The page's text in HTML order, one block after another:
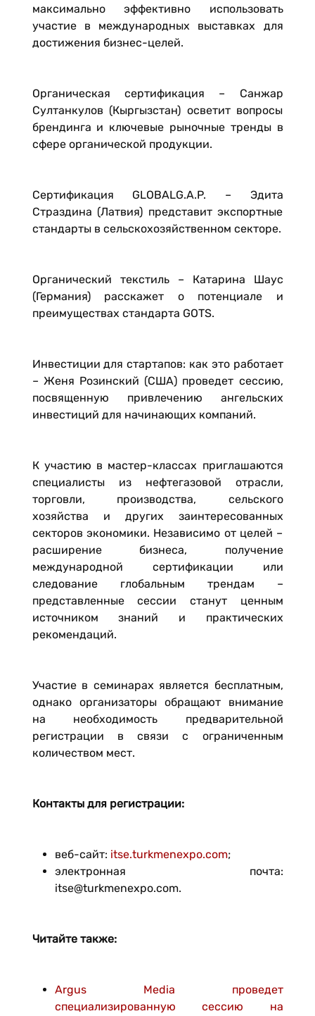
максимально эффективно использовать
участие в международных выставках для
достижения бизнес-целей.
Органическая сертификация – Санжар
Султанкулов (Кыргызстан) осветит вопросы
брендинга и ключевые рыночные тренды в
сфере органической продукции.
Сертификация GLOBALG.A.P. – Эдита
Страздина (Латвия) представит экспортные
стандарты в сельскохозяйственном секторе.
Органический текстиль – Катарина Шаус
(Германия) расскажет о потенциале и
преимуществах стандарта GOTS.
Инвестиции для стартапов: как это работает
– Женя Розинский (США) проведет сессию,
посвященную привлечению ангельских
инвестиций для начинающих компаний.
К участию в мастер-классах приглашаются
специалисты из нефтегазовой отрасли,
торговли, производства, сельского
хозяйства и других заинтересованных
секторов экономики. Независимо от целей –
расширение бизнеса, получение
международной сертификации или
следование глобальным трендам –
представленные сессии станут ценным
источником знаний и практических
рекомендаций.
Участие в семинарах является бесплатным,
однако организаторы обращают внимание
на необходимость предварительной
регистрации в связи с ограниченным
количеством мест.
Контакты для регистрации:
веб-сайт: itse.turkmenexpo.com;
электронная почта:
itse@turkmenexpo.com.
Читайте также:
Argus Media проведет
специализированную сессию на